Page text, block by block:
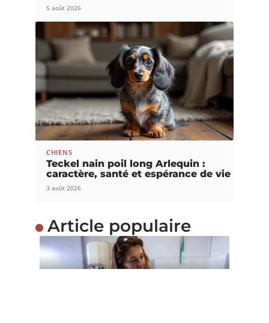
5 août 2026
CHIENS
Teckel nain poil long Arlequin :
caractère, santé et espérance de vie
3 août 2026
Article populaire
INFOS